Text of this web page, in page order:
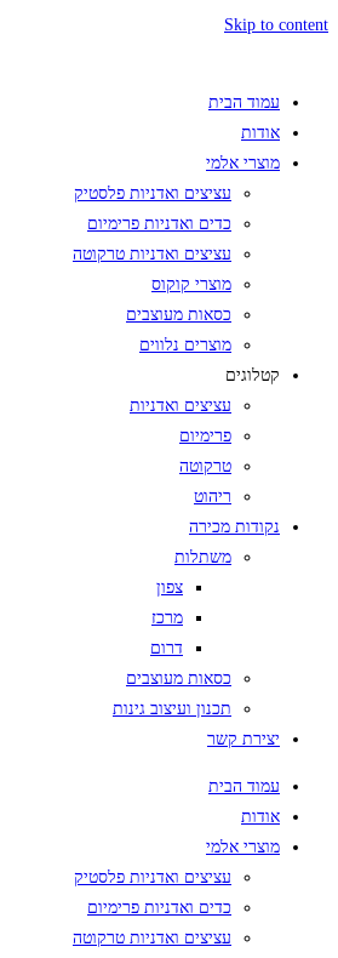
Skip to content
עמוד הבית
אודות
מוצרי אלמי
עציצים ואדניות פלסטיק
כדים ואדניות פרימיום
עציצים ואדניות טרקוטה
מוצרי קוקוס
כסאות מעוצבים
מוצרים נלווים
קטלוגים
עציצים ואדניות
פרימיום
טרקוטה
ריהוט
נקודות מכירה
משתלות
צפון
מרכז
דרום
כסאות מעוצבים
תכנון ועיצוב גינות
יצירת קשר
עמוד הבית
אודות
מוצרי אלמי
עציצים ואדניות פלסטיק
כדים ואדניות פרימיום
עציצים ואדניות טרקוטה